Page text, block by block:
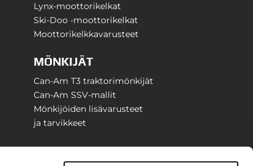
Lynx-moottorikelkat
Ski-Doo -moottorikelkat
Moottorikelkkavarusteet
MÖNKIJÄT
Can-Am T3 traktorimönkijät
Can-Am SSV-mallit
Mönkijöiden lisävarusteet
ja tarvikkeet